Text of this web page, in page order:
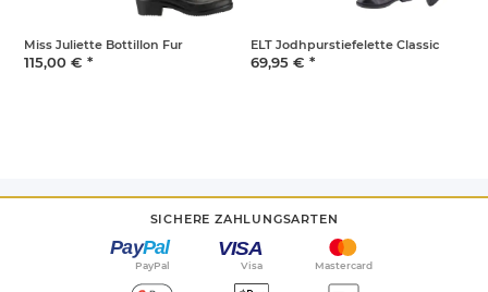
Miss Juliette Bottillon Fur
115,00 € *
ELT Jodhpurstiefelette Classic
69,95 € *
SICHERE ZAHLUNGSARTEN
PayPal Visa Mastercard